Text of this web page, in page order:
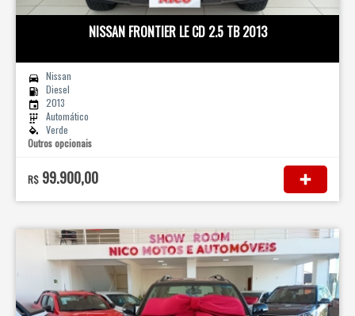
NISSAN FRONTIER LE CD 2.5 TB 2013
Nissan
Diesel
2013
Automático
Verde
Outros opcionais
R$ 99.900,00